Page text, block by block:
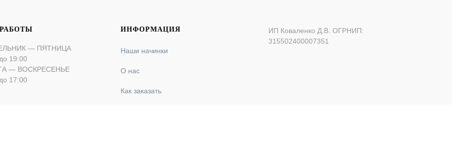
— ПЯТНИЦА
19:00
— ВОСКРЕСЕНЬЕ
17:00
ИНФОРМАЦИЯ
Наши начинки
О нас
Как заказать
ИП Коваленко Д.В. ОГРНИП:
315502400007351